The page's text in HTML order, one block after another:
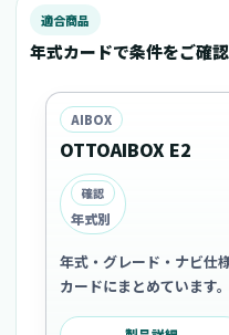
適合商品
年式カードで条件をご確
AIBOX
OTTOAIBOX E2
確認
年式別
年式・グレード・ナビ仕
カードにまとめています。